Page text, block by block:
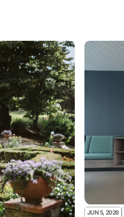
JUN 5, 2026